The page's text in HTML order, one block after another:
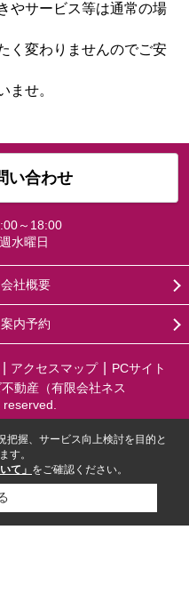
やサービス等は通常の場
く変わりませんのでご安
ませ。
い合わせ
～18:00
水曜日
会社概要
案内予約
アクセスマップ
PCサイト
動産（有限会社ネス
把握、サービス向上検討を目的と
す。
て」 をご確認ください。